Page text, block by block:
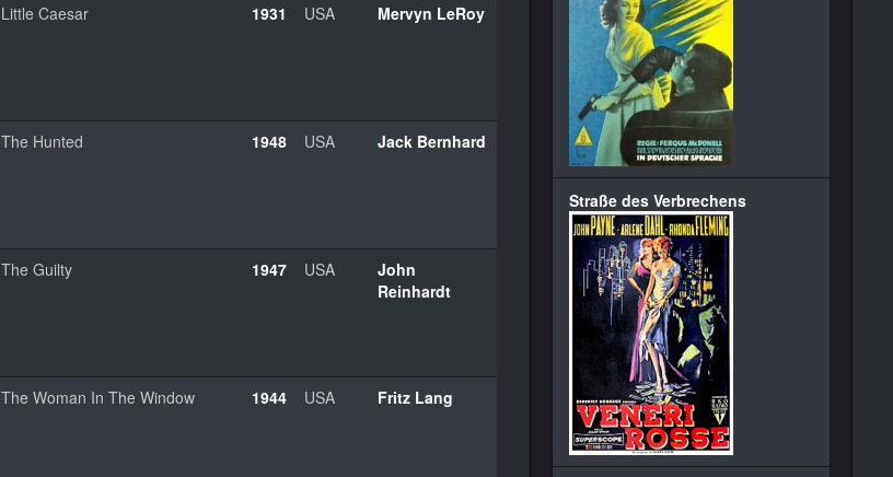
Little Caesar 1931 USA Mervyn LeRoy
The Hunted 1948 USA Jack Bernhard
The Guilty 1947 USA
John
Reinhardt
The Woman In The Window 1944 USA Fritz Lang
Straße des Verbrechens